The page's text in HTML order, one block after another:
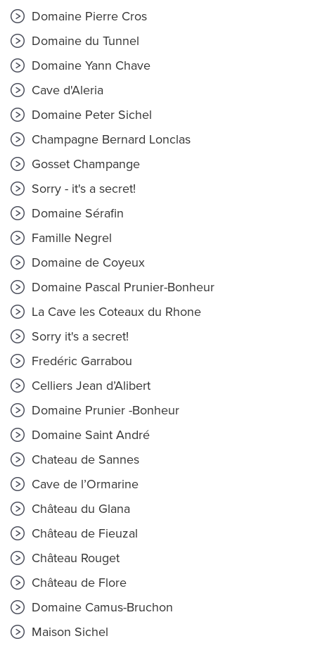
Domaine Pierre Cros
Domaine du Tunnel
Domaine Yann Chave
Cave d'Aleria
Domaine Peter Sichel
Champagne Bernard Lonclas
Gosset Champange
Sorry - it's a secret!
Domaine Sérafin
Famille Negrel
Domaine de Coyeux
Domaine Pascal Prunier-Bonheur
La Cave les Coteaux du Rhone
Sorry it's a secret!
Fredéric Garrabou
Celliers Jean d’Alibert
Domaine Prunier -Bonheur
Domaine Saint André
Chateau de Sannes
Cave de l’Ormarine
Château du Glana
Château de Fieuzal
Château Rouget
Château de Flore
Domaine Camus-Bruchon
Maison Sichel